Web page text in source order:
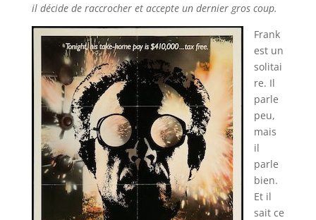
il décide de raccrocher et accepte un dernier gros coup.
Frank
est un
solitai
re. Il
parle
peu,
mais
il
parle
bien.
Et il
sait ce